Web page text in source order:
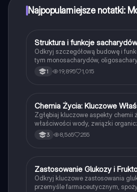
Najpopularniejsze notatki:
Biologia
Struktura i funkcje sacharydów
Odkryj szczegółową budowę i
tym monosacharydów,
polisacharydów. Dowiedz się, jak
laktoza i inne cukry wpływają na
1 19,895 1,015
Biologia
Chemia Życia: Kluczowe
Zgłębiaj kluczowe aspekty chemii
właściwości wody, związki
tłuszcze) oraz mikro- i
materiały do powtórki przed
3 8,565 255
Biologia
Zastosowanie Glukozy i
Odkryj kluczowe zastosowania
przemyśle farmaceutycznym,